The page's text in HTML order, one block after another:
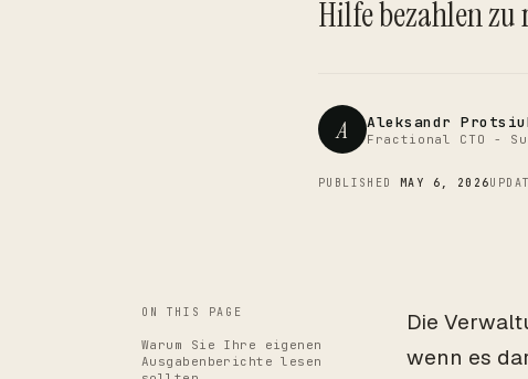
Hilfe bezahlen zu
A Aleksandr
Fractional CTO -
PUBLISHED MAY 6, 2026
ON THIS PAGE
Warum Sie Ihre eigenen
Ausgabenberichte lesen
Die
wenn es